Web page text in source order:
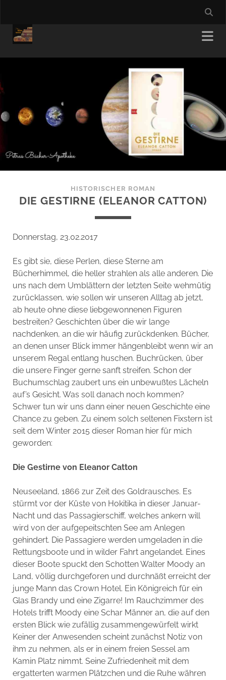
HISTORISCHER ROMAN
DIE GESTIRNE (ELEANOR CATTON)
Donnerstag, 23.02.2017
Es gibt sie, diese Perlen, diese Sterne am
Bücherhimmel, die heller strahlen als alle anderen. Die
uns nach dem Umblättern der letzten Seite wehmütig
zurücklassen, wie sollen wir unseren Alltag ab jetzt,
ab heute ohne diese liebgewonnenen Figuren
bestreiten? Geschichten über die wir lange
nachdenken, an die wir häufig zurückdenken. Bücher,
an denen unser Blick immer hängenbleibt wenn wir an
unserem Regal entlang huschen. Buchrücken, über
die unsere Finger gerne sanft streifen. Schon der
Buchumschlag zaubert uns ein unbewußtes Lächeln
auf’s Gesicht. Was soll danach noch kommen?
Schwer tun wir uns dann einer neuen Geschichte eine
Chance zu geben. Zu einem solch seltenen Fixstern ist
seit dem Winter 2015 dieser Roman hier für mich
geworden:
Die Gestirne von Eleanor Catton
Neuseeland, 1866 zur Zeit des Goldrausches. Es
stürmt vor der Küste von Hokitika in dieser Januar-
Nacht und das Passagierschiff, welches ankern will
wird von der aufgepeitschten See am Anlegen
gehindert. Die Passagiere werden umgeladen in die
Rettungsboote und in wilder Fahrt angelandet. Eines
dieser Boote spuckt den Schotten Walter Moody an
Land, völlig durchgeforen und durchnäßt erreicht der
junge Mann das Crown Hotel. Ein Königreich für ein
Glas Brandy und eine Zigarre! Im Rauchzimmer des
Hotels trifft Moody eine Schar Männer an, die auf den
ersten Blick wie zufällig zusammengewürfelt wirkt
Keiner der Anwesenden scheint zunächst Notiz von
ihm zu nehmen, als er in einem freien Sessel am
Kamin Platz nimmt. Seine Zufriedenheit mit dem
ergatterten warmen Plätzchen und die Ruhe währen